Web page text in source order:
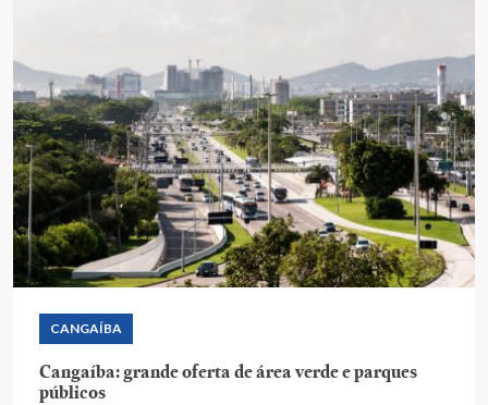
CANGAÍBA
Cangaíba: grande oferta de área verde e parques
públicos